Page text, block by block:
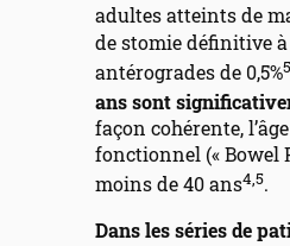
adultes atteints de
de stomie définitive à
antérogrades de 0,5%
ans sont
façon cohérente,
fonctionnel (« Bowel
moins de 40 ans4,5.
Dans les séries de